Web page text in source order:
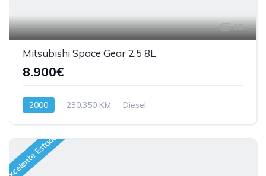
12
Mitsubishi Space Gear 2.5 8L
8.900€
2000 230.350 KM Diesel
Excelente Estado